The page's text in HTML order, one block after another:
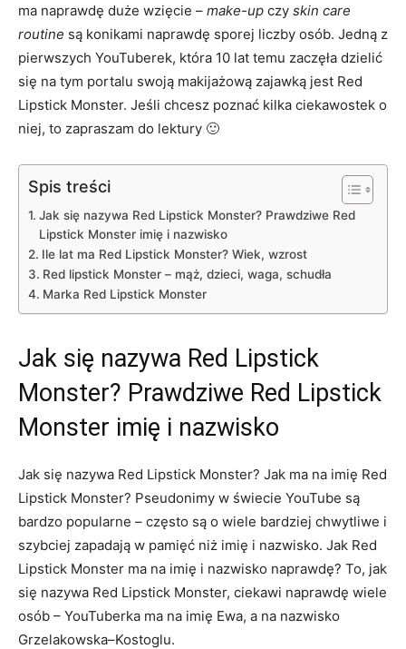
ma naprawdę duże wzięcie – make-up czy skin care
routine są konikami naprawdę sporej liczby osób. Jedną z
pierwszych YouTuberek, która 10 lat temu zaczęła dzielić
się na tym portalu swoją makijażową zajawką jest Red
Lipstick Monster. Jeśli chcesz poznać kilka ciekawostek o
niej, to zapraszam do lektury 🙂
Spis treści
Jak się nazywa Red Lipstick Monster? Prawdziwe Red
Lipstick Monster imię i nazwisko
Ile lat ma Red Lipstick Monster? Wiek, wzrost
Red lipstick Monster – mąż, dzieci, waga, schudła
Marka Red Lipstick Monster
Jak się nazywa Red Lipstick
Monster? Prawdziwe Red Lipstick
Monster imię i nazwisko
Jak się nazywa Red Lipstick Monster? Jak ma na imię Red
Lipstick Monster? Pseudonimy w świecie YouTube są
bardzo popularne – często są o wiele bardziej chwytliwe i
szybciej zapadają w pamięć niż imię i nazwisko. Jak Red
Lipstick Monster ma na imię i nazwisko naprawdę? To, jak
się nazywa Red Lipstick Monster, ciekawi naprawdę wiele
osób – YouTuberka ma na imię Ewa, a na nazwisko
Grzelakowska–Kostoglu.